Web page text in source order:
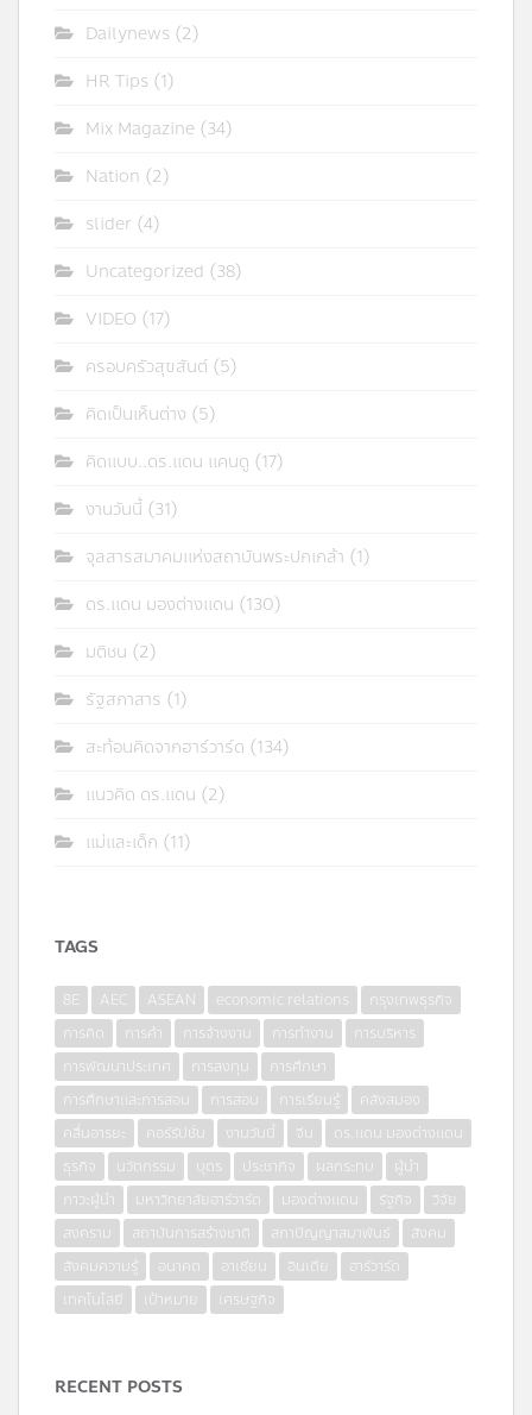
Dailynews (2)
HR Tips (1)
Mix Magazine (34)
Nation (2)
slider (4)
Uncategorized (38)
VIDEO (17)
ครอบครัวสุขสันต์ (5)
คิดเป็นเห็นต่าง (5)
คิดแบบ..ดร.แดน แคนดู (17)
งานวันนี้ (31)
จุลสารสมาคมแห่งสถาบันพระปกเกล้า (1)
ดร.แดน มองต่างแดน (130)
มติชน (2)
รัฐสภาสาร (1)
สะท้อนคิดจากฮาร์วาร์ด (134)
แนวคิด ดร.แดน (2)
แม่และเด็ก (11)
TAGS
8E AEC ASEAN economic relations
กรุงเทพธุรกิจ
การคิด
การค้า การจ้างงาน การทำงาน
การบริหาร
การพัฒนาประเทศ
การลงทุน
การศึกษา
การศึกษาและการสอน
การสอน การเรียนรู้
คลังสมอง
คลื่นอารยะ
คอร์รัปชั่น งานวันนี้ จีน
ดร.แดน มองต่างแดน
ธุรกิจ
นวัตกรรม บุตร ประชากิจ ผลกระทบ
ผู้นำ
ภาวะผู้นำ
มหาวิทยาลัยฮาร์วาร์ด มองต่างแดน รัฐกิจ
วิจัย
สงคราม
สถาบันการสร้างชาติ สภาปัญญาสมาพันธ์
สังคม
สังคมความรู้
อนาคต อาเซียน อินเดีย
ฮาร์วาร์ด
เทคโนโลยี
เป้าหมาย เศรษฐกิจ
RECENT POSTS